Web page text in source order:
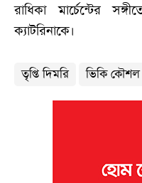
রাধিকা মার্চেন্টের
ক্যাটরিনাকে।
তৃপ্তি দিমরি ভিকি কৌশল